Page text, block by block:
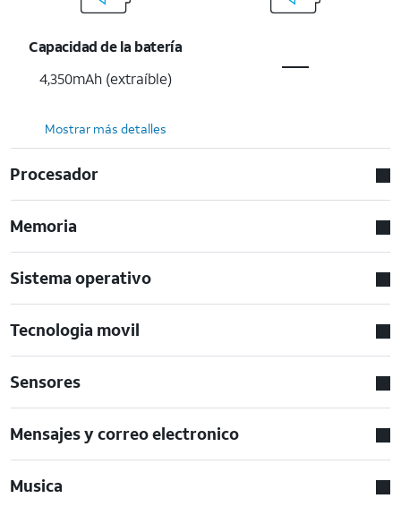
Capacidad de la batería
4,350mAh (extraíble)
Mostrar más detalles
Procesador
Memoria
Sistema operativo
Tecnologia movil
Sensores
Mensajes y correo electronico
Musica